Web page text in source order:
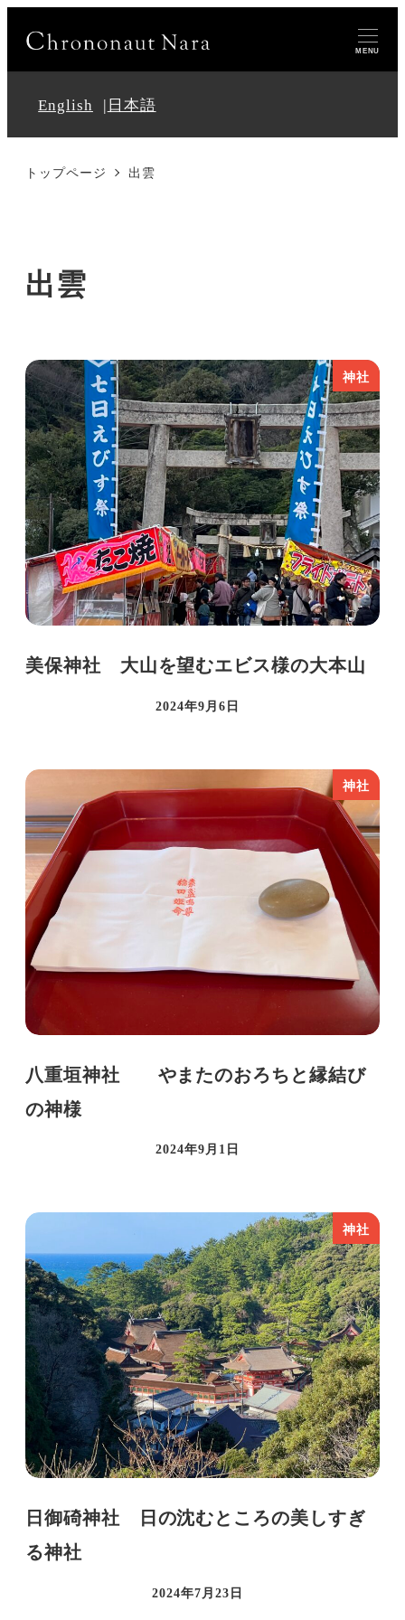
MENU
English 日本語
トップページ 出雲
出雲
神社
美保神社 大山を望むエビス様の大本山
投稿日
2024年9月6日
神社
八重垣神社 やまたのおろちと縁結び
の神様
投稿日
2024年9月1日
神社
日御碕神社 日の沈むところの美しすぎ
る神社
投稿日
2024年7月23日